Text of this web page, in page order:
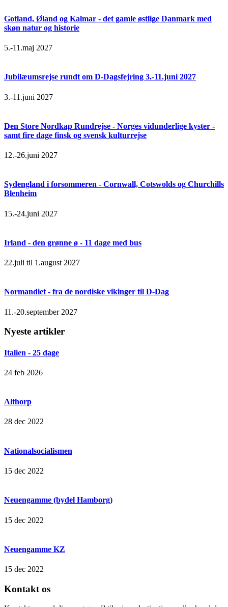
Gotland, Øland og Kalmar - det gamle østlige Danmark med
skøn natur og historie
5.-11.maj 2027
Jubilæumsrejse rundt om D-Dagsfejring 3.-11.juni 2027
3.-11.juni 2027
Den Store Nordkap Rundrejse - Norges vidunderlige kyster -
samt fire dage finsk og svensk kulturrejse
12.-26.juni 2027
Sydengland i forsommeren - Cornwall, Cotswolds og Churchills
Blenheim
15.-24.juni 2027
Irland - den grønne ø - 11 dage med bus
22.juli til 1.august 2027
Normandiet - fra de nordiske vikinger til D-Dag
11.-20.september 2027
Nyeste artikler
Italien - 25 dage
24 feb 2026
Althorp
28 dec 2022
Nationalsocialismen
15 dec 2022
Neuengamme (bydel Hamborg)
15 dec 2022
Neuengamme KZ
15 dec 2022
Kontakt os